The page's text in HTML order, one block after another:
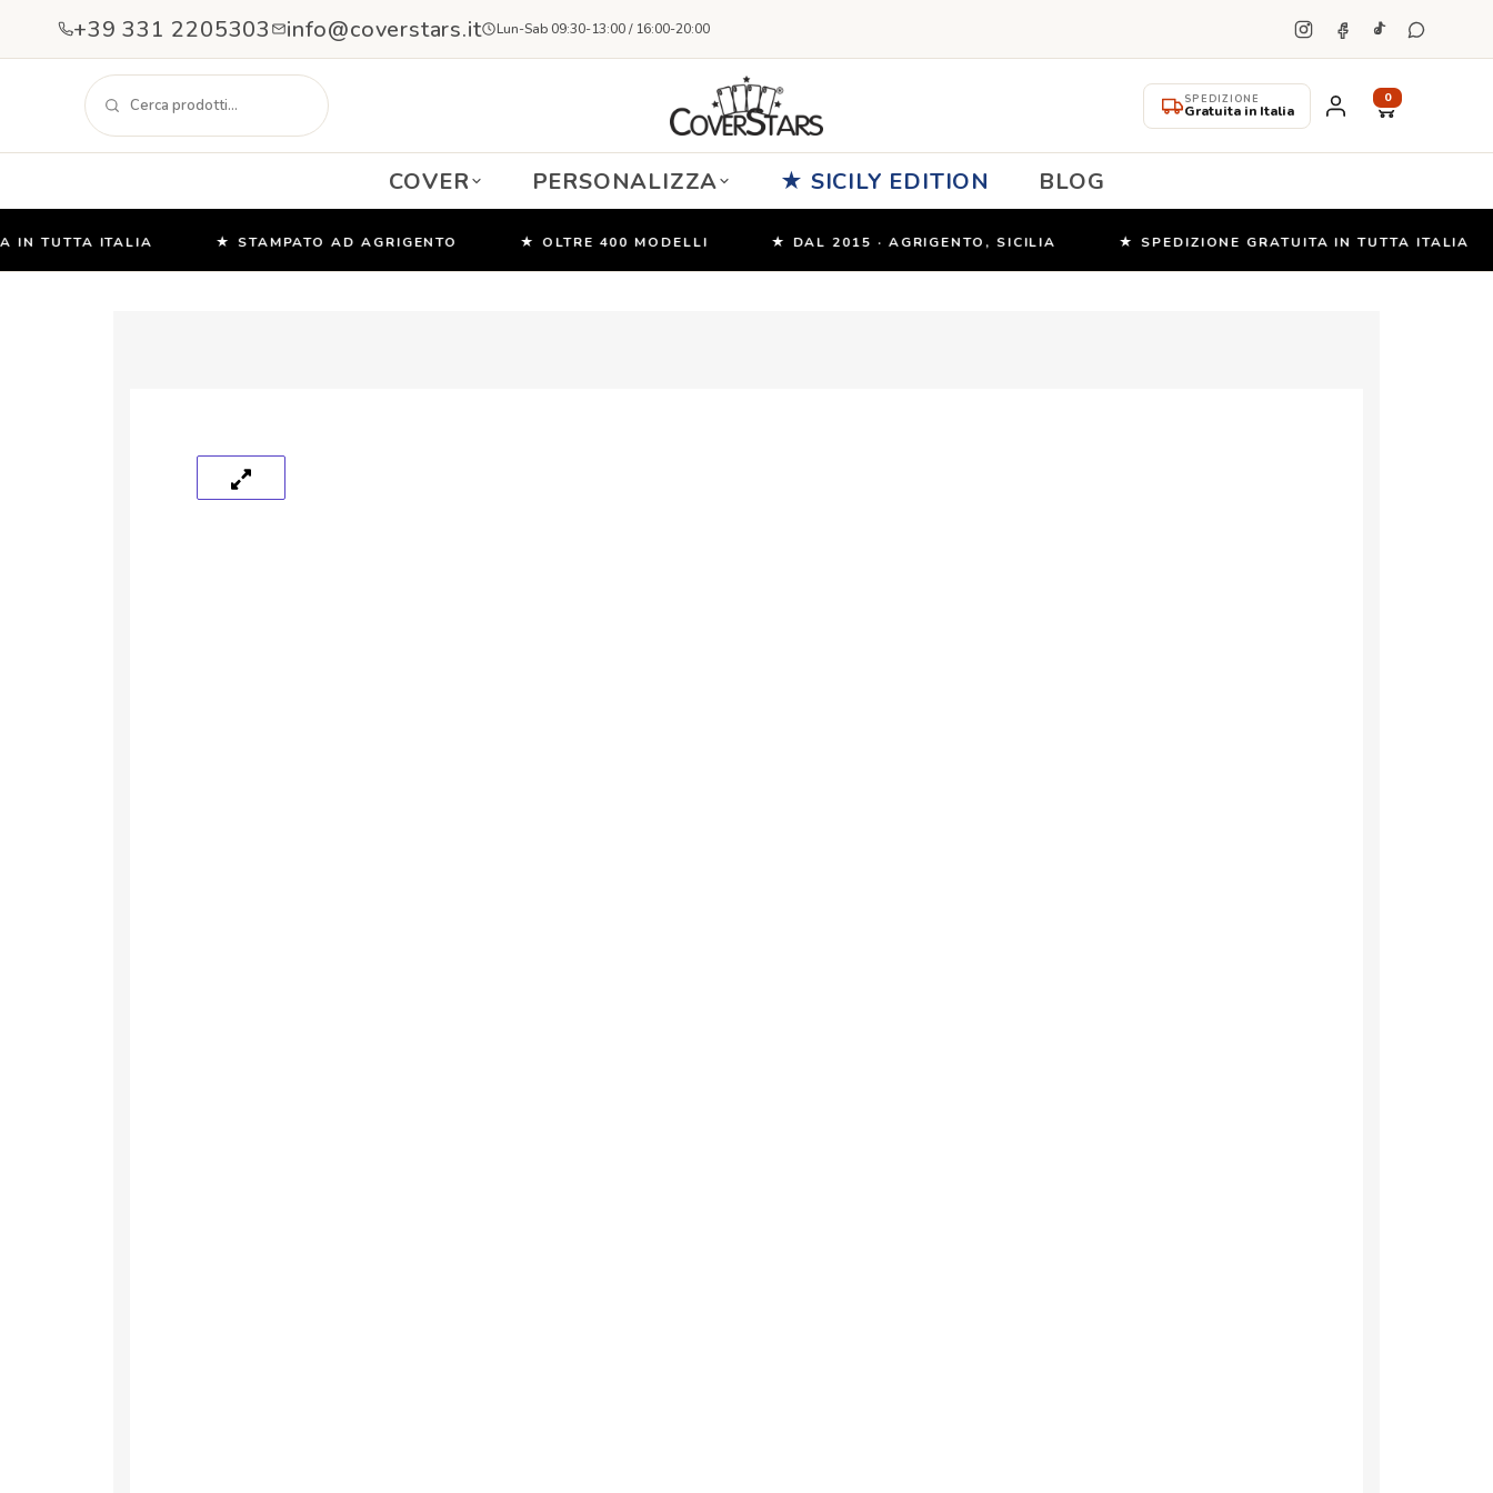
+39 331 2205303 info@coverstars.it Lun-Sab 09:30-13:00 / 16:00-20:00
SPEDIZIONE
Gratuita in Italia
0
COVER PERSONALIZZA ★ SICILY EDITION BLOG
TUTTA ITALIA ★ STAMPATO AD AGRIGENTO ★ OLTRE 400 MODELLI ★ DAL 2015 · AGRIGENTO, SICILIA ★ SPEDIZIONE GRATUITA IN TUTTA ITALIA
Salta